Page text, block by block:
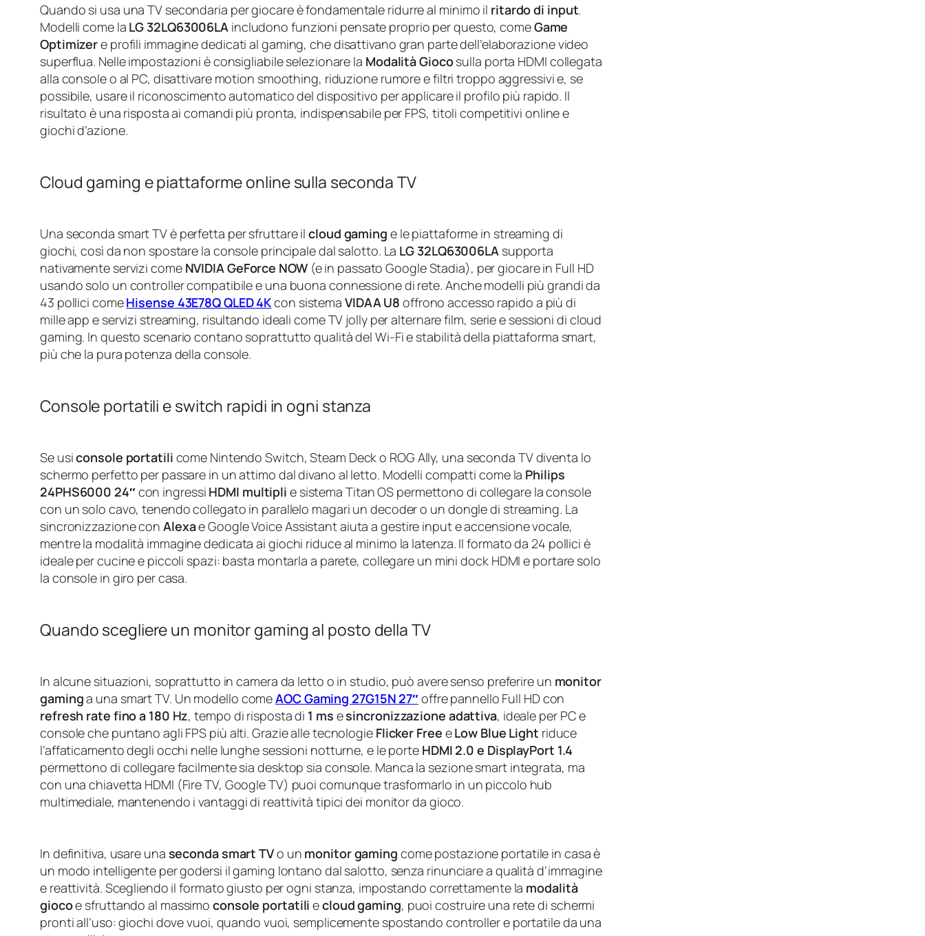
Quando si usa una TV secondaria per giocare è fondamentale ridurre al minimo il ritardo di input.
Modelli come la LG 32LQ63006LA includono funzioni pensate proprio per questo, comeGame
Optimizere profili immagine dedicati al gaming, che disattivano gran parte dell’elaborazione video
superflua. Nelle impostazioni è consigliabile selezionare la Modalità Giocosulla porta HDMI collegata
alla console o al PC, disattivare motion smoothing, riduzione rumore e filtri troppo aggressivi e, se
possibile, usare il riconoscimento automatico del dispositivo per applicare il profilo più rapido. Il
risultato è una risposta ai comandi più pronta, indispensabile per FPS, titoli competitivi online e
giochi d’azione.
Cloud gaming e piattaforme online sulla seconda TV
Una seconda smart TV è perfetta per sfruttare ilcloud gaming e le piattaforme in streaming di
giochi, così da non spostare la console principale dal salotto. La LG 32LQ63006LA supporta
nativamente servizi come NVIDIA GeForce NOW(e in passato Google Stadia), per giocare in Full HD
usando solo un controller compatibile e una buona connessione di rete. Anche modelli più grandi da
43 pollici comeHisense 43E78Q QLED 4Kcon sistema VIDAA U8 offrono accesso rapido a più di
mille app e servizi streaming, risultando ideali come TV jolly per alternare film, serie e sessioni di cloud
gaming. In questo scenario contano soprattutto qualità del Wi‑Fi e stabilità della piattaforma smart,
più che la pura potenza della console.
Console portatili e switch rapidi in ogni stanza
Se usiconsole portatili come Nintendo Switch, Steam Deck o ROG Ally, una seconda TV diventa lo
schermo perfetto per passare in un attimo dal divano al letto. Modelli compatti come la Philips
24PHS6000 24″con ingressi HDMI multipli e sistema Titan OS permettono di collegare la console
con un solo cavo, tenendo collegato in parallelo magari un decoder o un dongle di streaming. La
sincronizzazione con Alexae Google Voice Assistant aiuta a gestire input e accensione vocale,
mentre la modalità immagine dedicata ai giochi riduce al minimo la latenza. Il formato da 24 pollici è
ideale per cucine e piccoli spazi: basta montarla a parete, collegare un mini dock HDMI e portare solo
la console in giro per casa.
Quando scegliere un monitor gaming al posto della TV
In alcune situazioni, soprattutto in camera da letto o in studio, può avere senso preferire un monitor
gaminga una smart TV. Un modello comeAOC Gaming 27G15N 27″offre pannello Full HD con
refresh rate fino a 180 Hz, tempo di risposta di 1 ms esincronizzazione adattiva, ideale per PC e
console che puntano agli FPS più alti. Grazie alle tecnologie Flicker Free eLow Blue Light riduce
l’affaticamento degli occhi nelle lunghe sessioni notturne, e le porte HDMI 2.0 e DisplayPort 1.4
permettono di collegare facilmente sia desktop sia console. Manca la sezione smart integrata, ma
con una chiavetta HDMI (Fire TV, Google TV) puoi comunque trasformarlo in un piccolo hub
multimediale, mantenendo i vantaggi di reattività tipici dei monitor da gioco.
In definitiva, usare una seconda smart TVo un monitor gaming come postazione portatile in casa è
un modo intelligente per godersi il gaming lontano dal salotto, senza rinunciare a qualità d’immagine
e reattività. Scegliendo il formato giusto per ogni stanza, impostando correttamente la modalità
giocoe sfruttando al massimo console portatili ecloud gaming, puoi costruire una rete di schermi
pronti all’uso: giochi dove vuoi, quando vuoi, semplicemente spostando controller e portatile da una